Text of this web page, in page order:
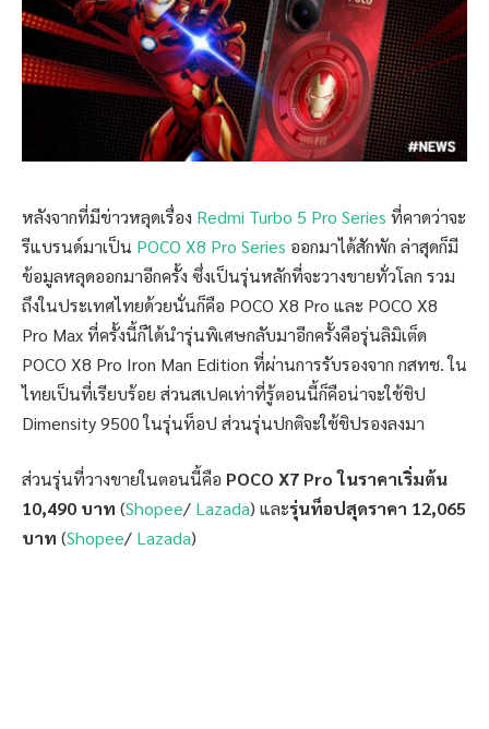
หลังจากที่มีข่าวหลุดเรื่อง Redmi Turbo 5 Pro Series ที่คาดว่าจะ
รีแบรนด์มาเป็น POCO X8 Pro Series ออกมาได้สักพัก ล่าสุดก็มี
ข้อมูลหลุดออกมาอีกครั้ง ซึ่งเป็นรุ่นหลักที่จะวางขายทั่วโลก รวม
ถึงในประเทศไทยด้วยนั่นก็คือ POCO X8 Pro และ POCO X8
Pro Max ที่ครั้งนี้ก็ได้นำรุ่นพิเศษกลับมาอีกครั้งคือรุ่นลิมิเต็ด
POCO X8 Pro Iron Man Edition ที่ผ่านการรับรองจาก กสทช. ใน
ไทยเป็นที่เรียบร้อย ส่วนสเปคเท่าที่รู้ตอนนี้ก็คือน่าจะใช้ชิป
Dimensity 9500 ในรุ่นท็อป ส่วนรุ่นปกติจะใช้ชิปรองลงมา
ส่วนรุ่นที่วางขายในตอนนี้คือ POCO X7 Pro ในราคาเริ่มต้น
10,490 บาท (Shopee/ Lazada) และรุ่นท็อปสุดราคา 12,065
บาท (Shopee/ Lazada)